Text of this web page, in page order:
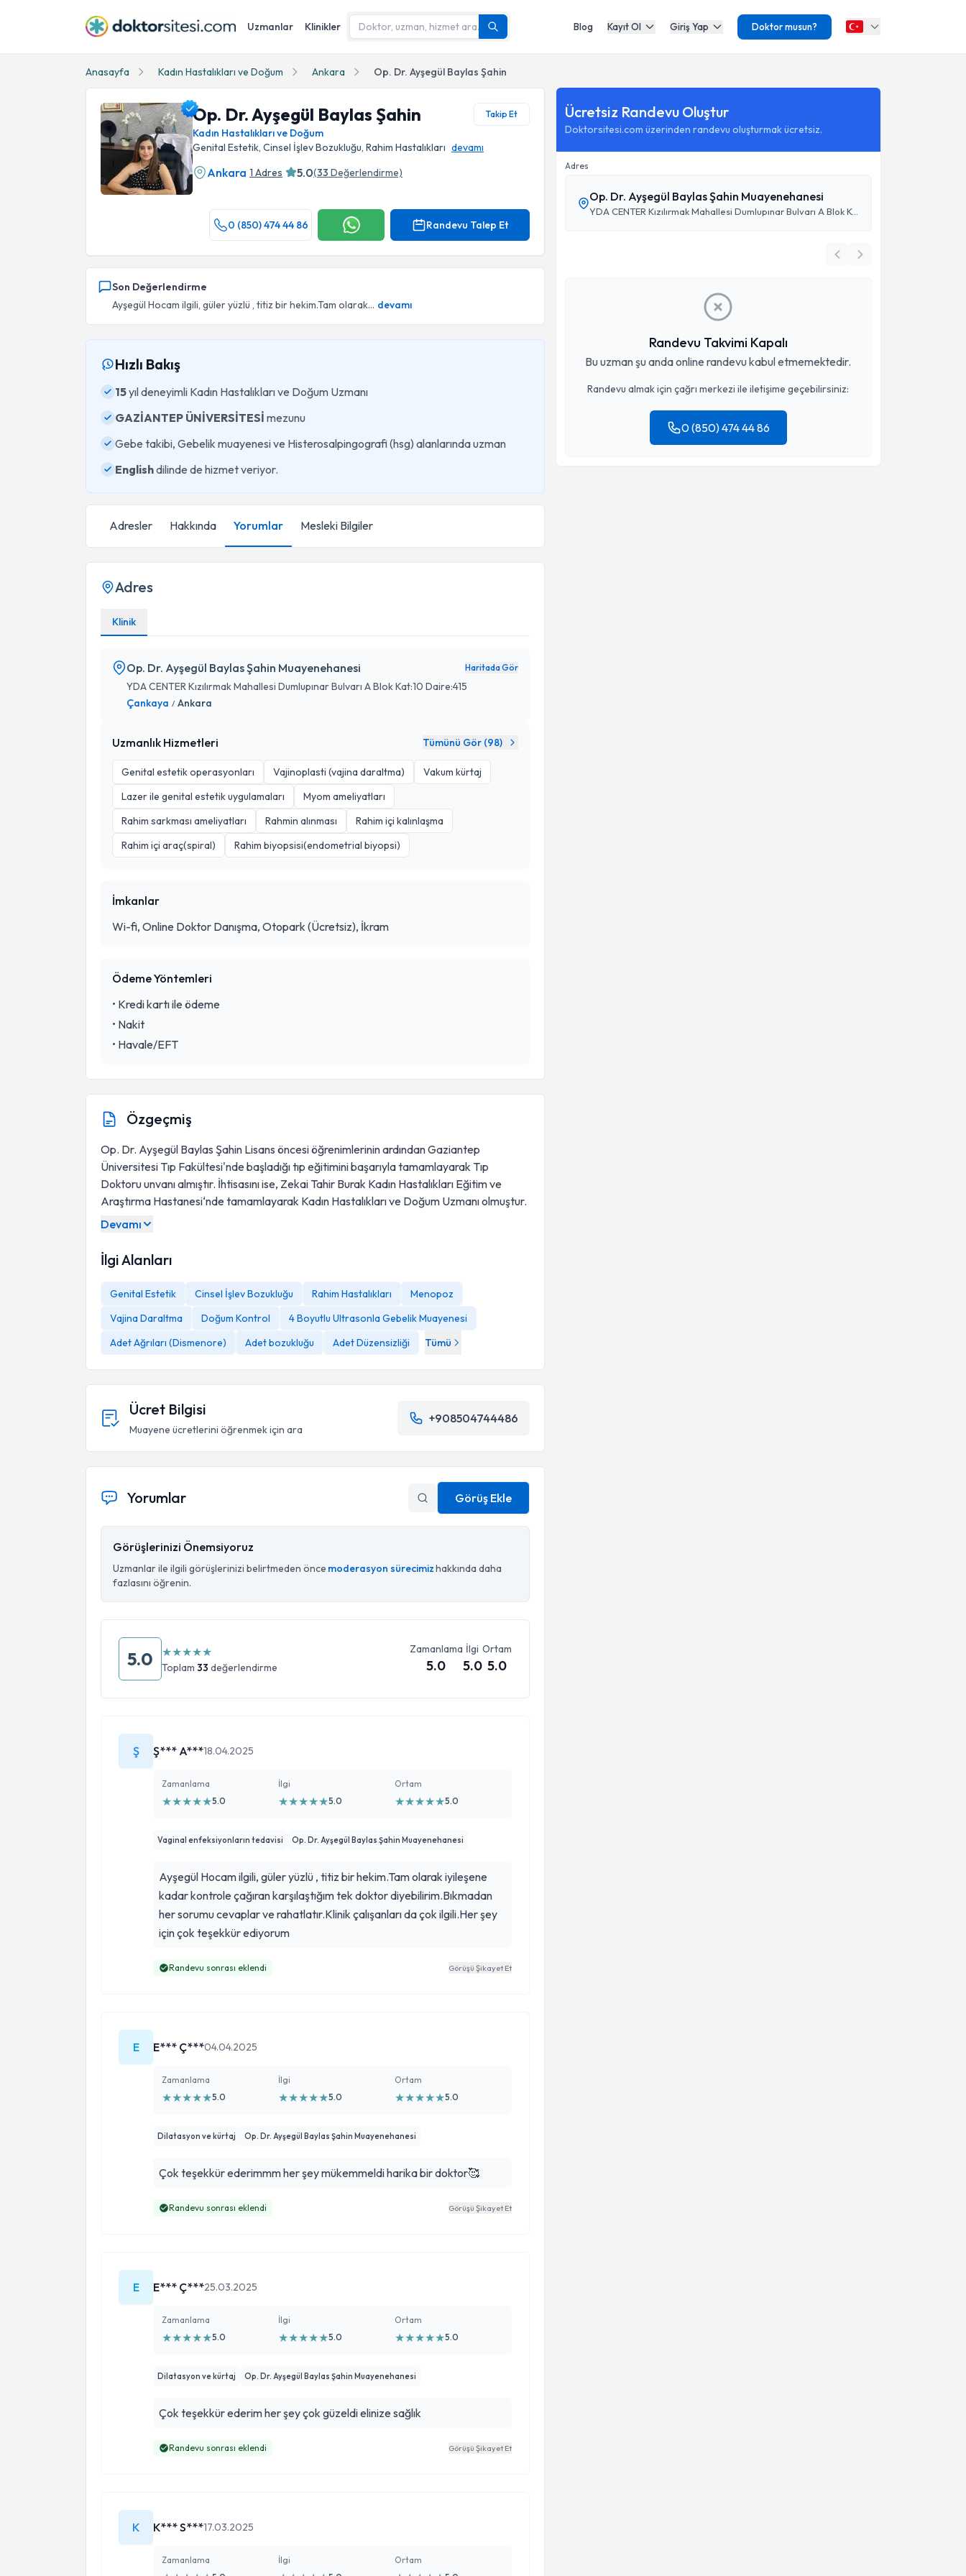
Uzmanlar Klinikler Blog Kayıt Ol Giriş Yap Doktor musun?
Anasayfa Kadın Hastalıkları ve Doğum Ankara Op. Dr. Ayşegül Baylas Şahin
Op. Dr. Ayşegül Baylas Şahin Takip Et
Kadın Hastalıkları ve Doğum
Genital Estetik, Cinsel İşlev Bozukluğu, Rahim Hastalıkları devamı
Ankara 1 Adres 5.0(33 Değerlendirme)
0 (850) 474 44 86 Randevu Talep Et
Son Değerlendirme
Ayşegül Hocam ilgili, güler yüzlü , titiz bir hekim.Tam olarak... devamı
Hızlı Bakış
15yıl deneyimli Kadın Hastalıkları ve Doğum Uzmanı
GAZİANTEP ÜNİVERSİTESİ mezunu
Gebe takibi, Gebelik muayenesi ve Histerosalpingografi (hsg) alanlarında uzman
Englishdilinde de hizmet veriyor.
Adresler Hakkında Yorumlar Mesleki Bilgiler
Adres
Klinik
Op. Dr. Ayşegül Baylas Şahin Muayenehanesi Haritada Gör
YDA CENTER Kızılırmak Mahallesi Dumlupınar Bulvarı A Blok Kat:10 Daire:415
Çankaya / Ankara
Uzmanlık Hizmetleri Tümünü Gör (98)
Genital estetik operasyonları Vajinoplasti (vajina daraltma)
Vakum kürtaj
Lazer ile genital estetik uygulamaları
Myom ameliyatları
Rahim sarkması ameliyatları
Rahmin alınması
Rahim içi kalınlaşma
Rahim içi araç(spiral)
Rahim biyopsisi(endometrial biyopsi)
İmkanlar
Wi-fi, Online Doktor Danışma, Otopark (Ücretsiz), İkram
Ödeme Yöntemleri
• Kredi kartı ile ödeme
• Nakit
• Havale/EFT
Özgeçmiş
Op. Dr. Ayşegül Baylas Şahin Lisans öncesi öğrenimlerinin ardından Gaziantep
Üniversitesi Tıp Fakültesi'nde başladığı tıp eğitimini başarıyla tamamlayarak Tıp
Doktoru unvanı almıştır. İhtisasını ise, Zekai Tahir Burak Kadın Hastalıkları Eğitim ve
Araştırma Hastanesi‘nde tamamlayarak Kadın Hastalıkları ve Doğum Uzmanı olmuştur.
Devamı
İlgi Alanları
Genital Estetik Cinsel İşlev Bozukluğu Rahim Hastalıkları
Menopoz
Vajina Daraltma
Doğum Kontrol
4 Boyutlu Ultrasonla Gebelik Muayenesi
Adet Ağrıları (Dismenore)
Adet bozukluğu Adet Düzensizliği Tümü
Ücret Bilgisi
Muayene ücretlerini öğrenmek için ara
+908504744486
Yorumlar Görüş Ekle
Görüşlerinizi Önemsiyoruz
Uzmanlar ile ilgili görüşlerinizi belirtmeden önce moderasyon sürecimizhakkında daha
fazlasını öğrenin.
5.0 ★★★★★
Toplam 33 değerlendirme
Zamanlama
5.0
İlgi
5.0
Ortam
5.0
Ş Ş*** A***18.04.2025
Zamanlama
★★★★★5.0
İlgi
★★★★★5.0
Ortam
★★★★★5.0
Vaginal enfeksiyonların tedavisi Op. Dr. Ayşegül Baylas Şahin Muayenehanesi
Ayşegül Hocam ilgili, güler yüzlü , titiz bir hekim.Tam olarak iyileşene
kadar kontrole çağıran karşılaştığım tek doktor diyebilirim.Bıkmadan
her sorumu cevaplar ve rahatlatır.Klinik çalışanları da çok ilgili.Her şey
için çok teşekkür ediyorum
Randevu sonrası eklendi Görüşü Şikayet Et
E E*** Ç***04.04.2025
Zamanlama
★★★★★5.0
İlgi
★★★★★5.0
Ortam
★★★★★5.0
Dilatasyon ve kürtaj Op. Dr. Ayşegül Baylas Şahin Muayenehanesi
Çok teşekkür ederimmm her şey mükemmeldi harika bir doktor🥰
Randevu sonrası eklendi Görüşü Şikayet Et
E E*** Ç***25.03.2025
Zamanlama
★★★★★5.0
İlgi
★★★★★5.0
Ortam
★★★★★5.0
Dilatasyon ve kürtaj Op. Dr. Ayşegül Baylas Şahin Muayenehanesi
Çok teşekkür ederim her şey çok güzeldi elinize sağlık
Randevu sonrası eklendi Görüşü Şikayet Et
K K*** S***17.03.2025
Zamanlama İlgi Ortam
Ücretsiz Randevu Oluştur
Doktorsitesi.com üzerinden randevu oluşturmak ücretsiz.
Adres
Op. Dr. Ayşegül Baylas Şahin Muayenehanesi
YDA CENTER Kızılırmak Mahallesi Dumlupınar Bulvarı A Blok Kat:10 Daire:415
Randevu Takvimi Kapalı
Bu uzman şu anda online randevu kabul etmemektedir.
Randevu almak için çağrı merkezi ile iletişime geçebilirsiniz:
0 (850) 474 44 86